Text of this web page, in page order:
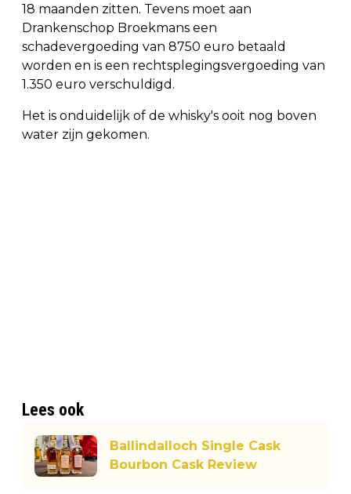
18 maanden zitten. Tevens moet aan
Drankenschop Broekmans een
schadevergoeding van 8750 euro betaald
worden en is een rechtsplegingsvergoeding van
1.350 euro verschuldigd.
Het is onduidelijk of de whisky's ooit nog boven
water zijn gekomen.
Lees ook
Ballindalloch Single Cask
Bourbon Cask Review